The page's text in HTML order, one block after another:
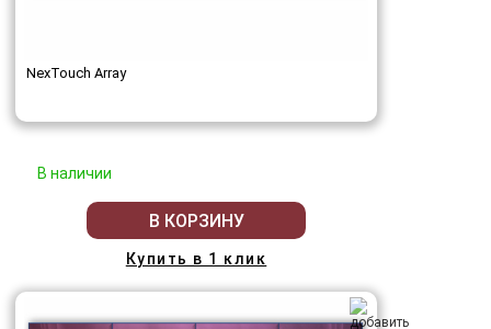
NexTouch Array
В наличии
В КОРЗИНУ
Купить в 1 клик